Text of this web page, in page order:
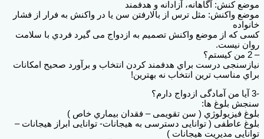
موضع کنش: آگاهانه، آزادانه و هدفمند
موضع واکنش: مثل ترس از بالارفتن سن یا در واکنش به فرار از فشار
خانواده
کسی که از موضع واکنش تصمیم به ازدواج می گیرد فردي با سلامت
روان نیست.
– 2 من کیستم؟
نیازسنجی درست براي هدفمند کردن انتخاب و برآورد صحیح امکانات
براي مناسب ترین انتخاب نه بهترین!
-3 آیا من آمادگی ازدواج دارم؟
سنجش بلوغ ها:
بلوغ فیزیولوژي ( سن تقویمی – فقدان بیماري خاص )
بلوغ عاطفی ( توانایی دسترسی به هیجانات- توانایی ابراز هیجانات –
توانایی مدیریت هیجانات )